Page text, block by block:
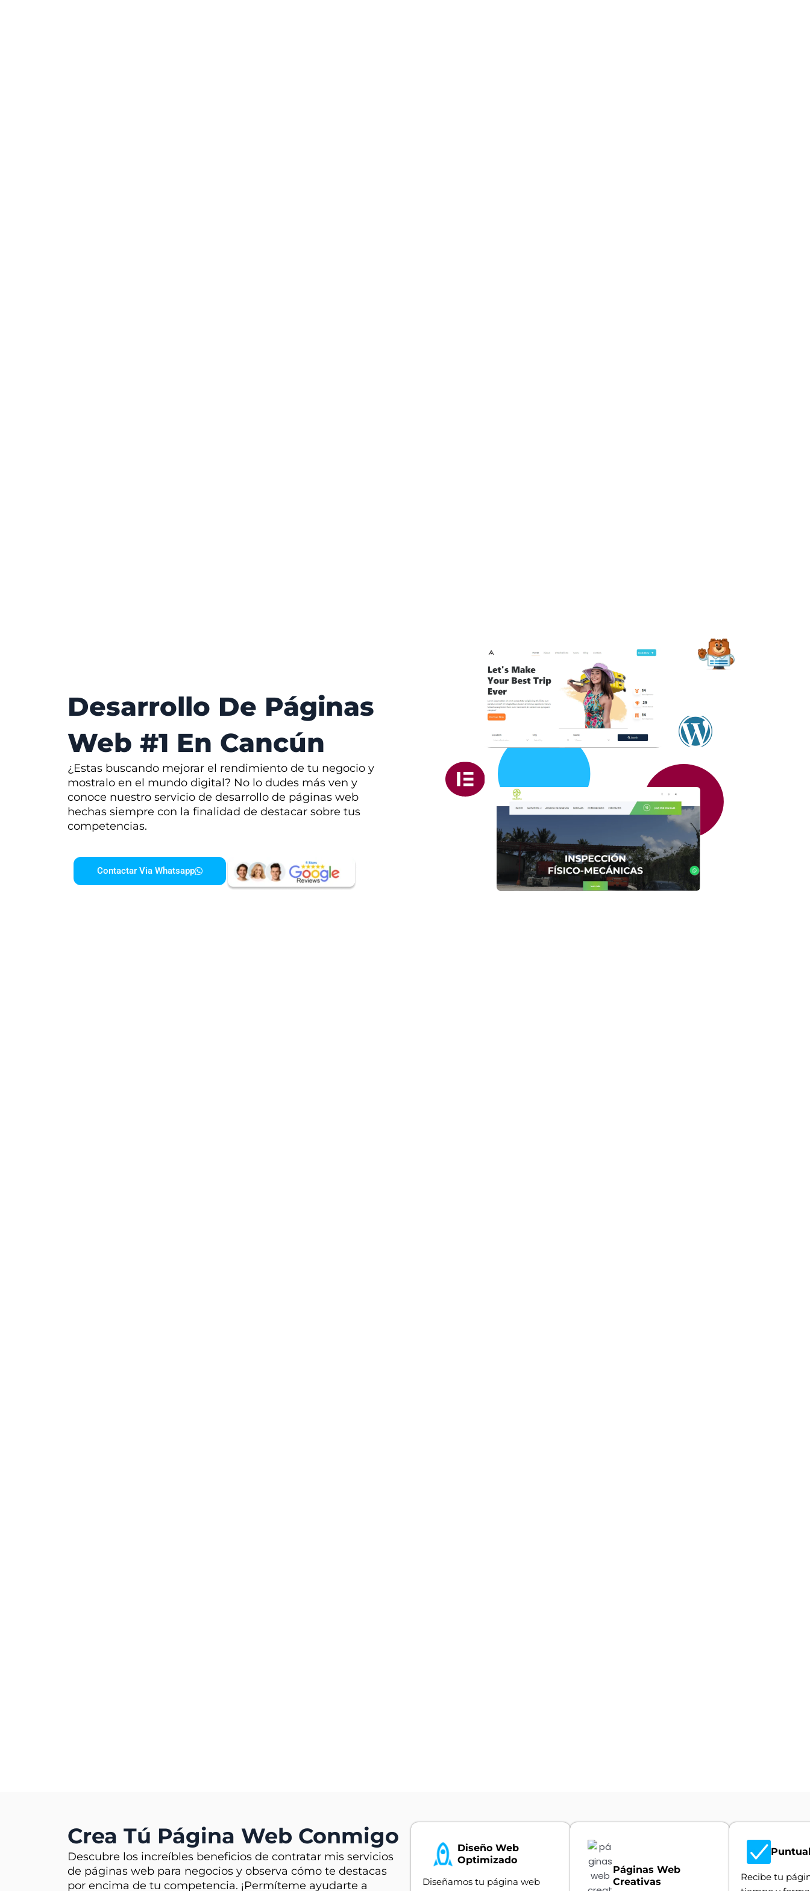
Desarrollo De Páginas
Web #1 En Cancún
¿Estas buscando mejorar el rendimiento de tu negocio y
mostralo en el mundo digital? No lo dudes más ven y
conoce nuestro servicio de desarrollo de páginas web
hechas siempre con la finalidad de destacar sobre tus
competencias.
Contactar Via Whatsapp
Crea Tú Página Web Conmigo
Descubre los increíbles beneficios de contratar mis servicios
de páginas web para negocios y observa cómo te destacas
por encima de tu competencia. ¡Permíteme ayudarte a
Diseño Web
Optimizado
Diseñamos tu página web
Páginas Web
Creativas
Recibe tu